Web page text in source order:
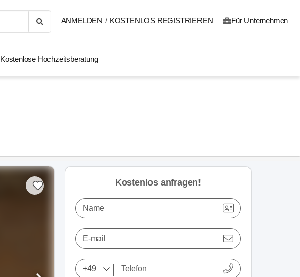
ANMELDEN / KOSTENLOS REGISTRIEREN Für Unternehmen
Kostenlose Hochzeitsberatung
Kostenlos anfragen!
Name
E-mail